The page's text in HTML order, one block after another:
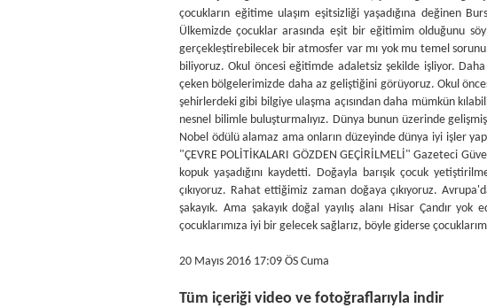
20 Mayıs 2016 17:09 ÖS Cuma
Tüm içeriği video ve fotoğraflarıyla indir